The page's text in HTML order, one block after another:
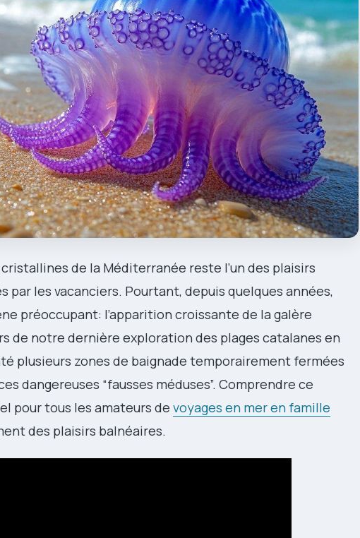
de la Méditerranée reste l’un des plaisirs
par les vacanciers. Pourtant, depuis quelques années,
préoccupant: l’apparition croissante de la galère
de notre dernière exploration des plages catalanes en
plusieurs zones de baignade temporairement fermées
dangereuses “fausses méduses”. Comprendre ce
pour tous les amateurs de voyages en mer en famille
des plaisirs balnéaires.